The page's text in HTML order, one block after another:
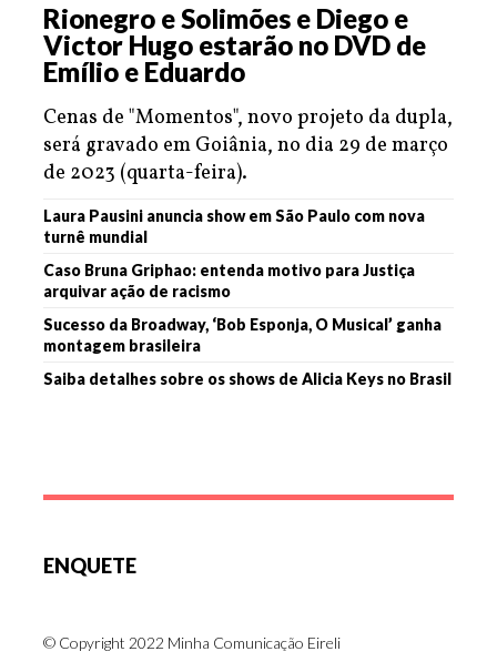
Rionegro e Solimões e Diego e
Victor Hugo estarão no DVD de
Emílio e Eduardo
Cenas de "Momentos", novo projeto da dupla,
será gravado em Goiânia, no dia 29 de março
de 2023 (quarta-feira).
Laura Pausini anuncia show em São Paulo com nova
turnê mundial
Caso Bruna Griphao: entenda motivo para Justiça
arquivar ação de racismo
Sucesso da Broadway, ‘Bob Esponja, O Musical’ ganha
montagem brasileira
Saiba detalhes sobre os shows de Alicia Keys no Brasil
ENQUETE
© Copyright 2022 Minha Comunicação Eireli